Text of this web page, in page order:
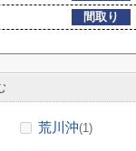
間取り
荒川沖(1)